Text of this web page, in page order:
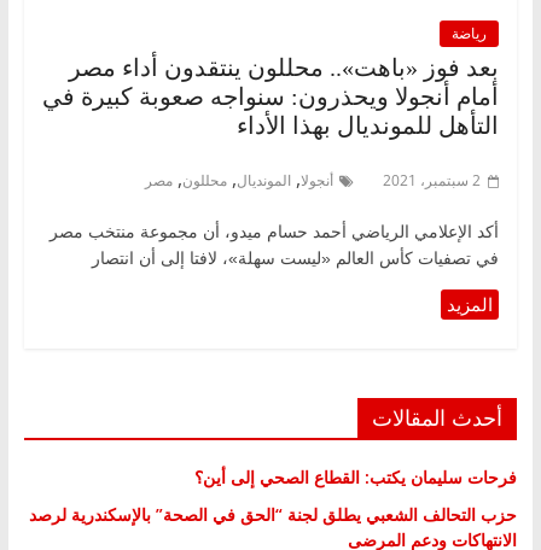
رياضة
بعد فوز «باهت».. محللون ينتقدون أداء مصر
أمام أنجولا ويحذرون: سنواجه صعوبة كبيرة في
التأهل للمونديال بهذا الأداء
2 سبتمبر، 2021 أنجولا, المونديال, محللون, مصر
أكد الإعلامي الرياضي أحمد حسام ميدو، أن مجموعة منتخب مصر
في تصفيات كأس العالم «ليست سهلة»، لافتا إلى أن انتصار
أحدث المقالات
فرحات سليمان يكتب: القطاع الصحي إلى أين؟
حزب التحالف الشعبي يطلق لجنة “الحق في الصحة” بالإسكندرية لرصد
الانتهاكات ودعم المرضى